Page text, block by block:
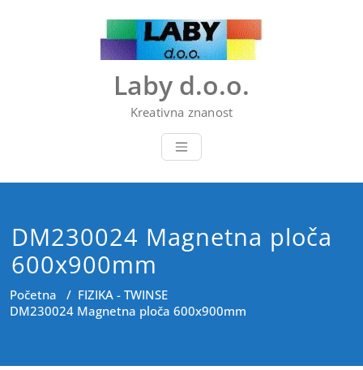
Laby d.o.o.
Kreativna znanost
DM230024 Magnetna ploča
600x900mm
Početna / FIZIKA - TWINSE
DM230024 Magnetna ploča 600x900mm